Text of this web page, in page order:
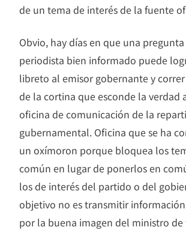
de un tema de interés de la fuente
Obvio, hay días en que una
periodista bien informado puede
libreto al emisor gobernante y
de la cortina que esconde la verdad
oficina de comunicación de la
gubernamental. Oficina que se ha
un oxímoron porque bloquea los
común en lugar de ponerlos en
los de interés del partido o del
objetivo no es transmitir
por la buena imagen del ministro